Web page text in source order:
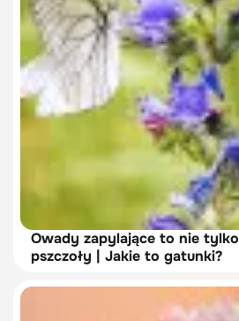
Owady zapylające to nie tylko
pszczoły | Jakie to gatunki?